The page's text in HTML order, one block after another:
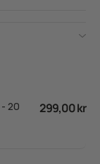
- 20 299,00 kr